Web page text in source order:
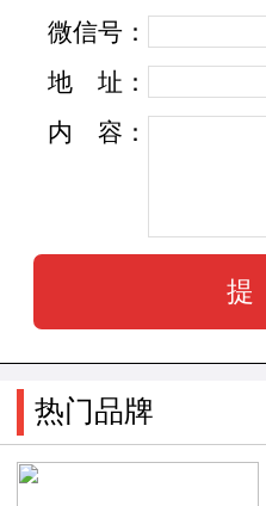
BECK公羊品牌史富有
一位极有天赋的制鞋名
帮忙父亲缝制皮鞋，在
母亲针织的羊毛杂物，
邻居的肯定；之后，他
路，并立志要让更多的
大利的各个大小乡镇，
制鞋精髓。上世纪末
微信号：
地
址：
内
容：
热门品牌